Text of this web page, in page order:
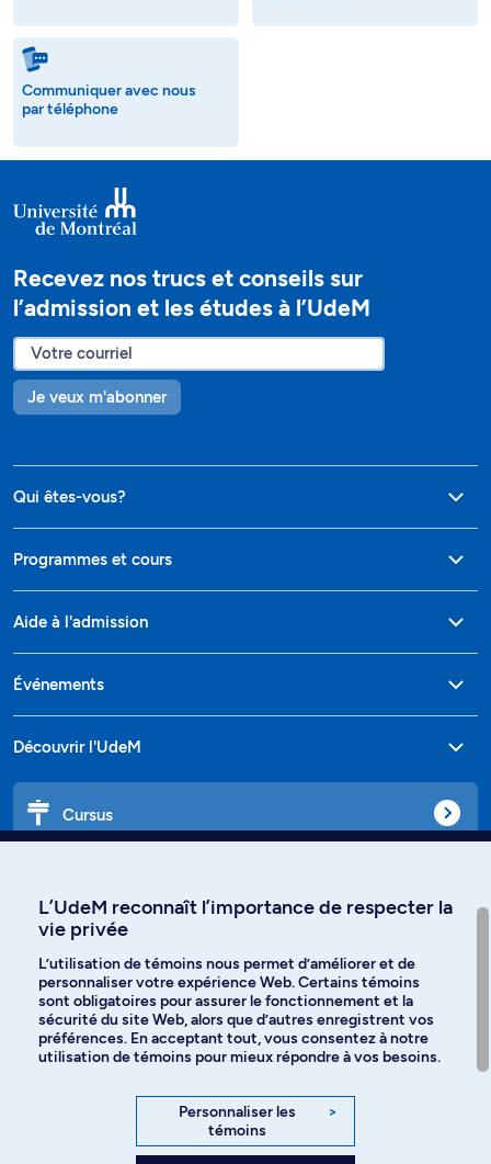
Communiquer avec nous
par téléphone
Recevez nos trucs et conseils sur
l’admission et les études à l’UdeM
Je veux m'abonner
Qui êtes-vous?
Programmes et cours
Aide à l'admission
Événements
Découvrir l'UdeM
Cursus
Langues
Facebook Instagram
YouTube
L’UdeM reconnaît l’importance de respecter la
vie privée
L’utilisation de témoins nous permet d’améliorer et de
personnaliser votre expérience Web. Certains témoins
sont obligatoires pour assurer le fonctionnement et la
sécurité du site Web, alors que d’autres enregistrent vos
préférences. En acceptant tout, vous consentez à notre
utilisation de témoins pour mieux répondre à vos besoins.
Personnaliser les
témoins
>